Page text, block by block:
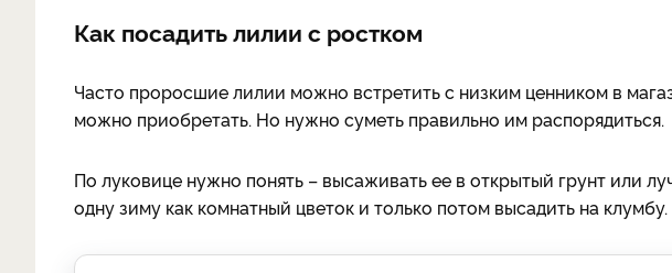
Как посадить лилии с ростком
Часто проросшие лилии можно встретить с низким ценником в
можно приобретать. Но нужно суметь правильно им распорядиться.
По луковице нужно понять – высаживать ее в открытый грунт или
одну зиму как комнатный цветок и только потом высадить на клумбу.